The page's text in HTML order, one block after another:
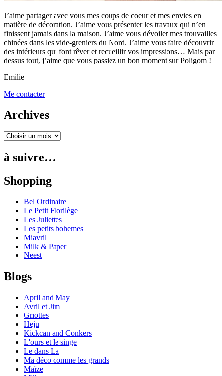
J’aime partager avec vous mes coups de coeur et mes envies en
matière de décoration. J’aime vous présenter les travaux qui n’en
finissent jamais dans la maison. J’aime vous dévoiler mes trouvailles
chinées dans les vide-greniers du Nord. J’aime vous faire découvrir
des intérieurs qui font rêver et recueillir vos impressions… Mais par
dessus tout, j’aime que vous passiez un bon moment sur Poligom !
Emilie
Me contacter
Archives
à suivre…
Shopping
Bel Ordinaire
Le Petit Florilège
Les Juliettes
Les petits bohemes
Miavril
Milk & Paper
Neest
Blogs
April and May
Avril et Jim
Griottes
Heju
Kickcan and Conkers
L'ours et le singe
Le dans La
Ma déco comme les grands
Maïze